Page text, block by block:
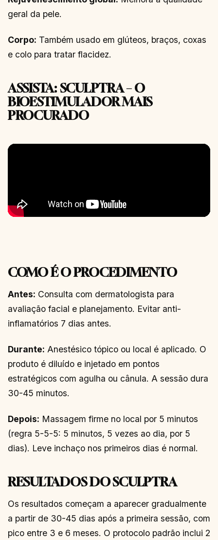
geral da pele.
Corpo: Também usado em glúteos, braços, coxas
e colo para tratar flacidez.
ASSISTA: SCULPTRA – O
BIOESTIMULADOR MAIS
PROCURADO
COMO É O PROCEDIMENTO
Antes: Consulta com dermatologista para
avaliação facial e planejamento. Evitar anti-
inflamatórios 7 dias antes.
Durante: Anestésico tópico ou local é aplicado. O
produto é diluído e injetado em pontos
estratégicos com agulha ou cânula. A sessão dura
30-45 minutos.
Depois: Massagem firme no local por 5 minutos
(regra 5-5-5: 5 minutos, 5 vezes ao dia, por 5
dias). Leve inchaço nos primeiros dias é normal.
RESULTADOS DO SCULPTRA
Os resultados começam a aparecer gradualmente
a partir de 30-45 dias após a primeira sessão, com
pico entre 3 e 6 meses. O protocolo padrão inclui 2